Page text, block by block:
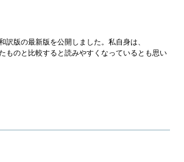
訳版の最新版を公開しました。私自身は、
ものと比較すると読みやすくなっているとも思い